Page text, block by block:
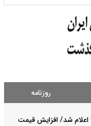
روزنامه
قیمت سکه امامی امروز دوشنبه ۱۹ مرداد ۱۴۰۵ اعلام شد/ افزایش قیمت